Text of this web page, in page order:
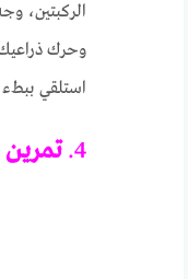
الركبتين،
وحرك
استلقي
4. تمرين SWIMING